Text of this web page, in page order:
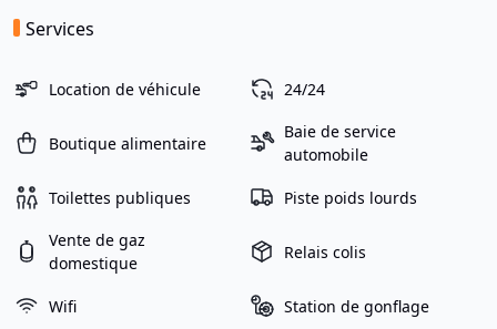
Services
Location de véhicule 24/24
Boutique alimentaire
Baie de service
automobile
Toilettes publiques Piste poids lourds
Vente de gaz
domestique
Relais colis
Wifi Station de gonflage